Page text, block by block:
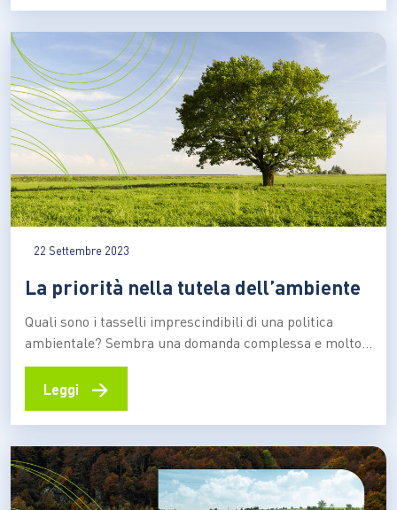
imballaggio e si propone come un modello virtuoso di
riferimento in…
22 Settembre 2023
La priorità nella tutela dell’ambiente
Quali sono i tasselli imprescindibili di una politica
ambientale? Sembra una domanda complessa e molto
lontana da noi consumatori, ma se davvero vogliamo
fare scelte di acquisto green è importante essere
possa realmente dirsi sostenibile e impegnata per la
tutela dell’ambiente e del…
Leggi →